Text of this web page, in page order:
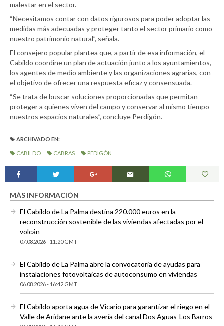
malestar en el sector.
“Necesitamos contar con datos rigurosos para poder adoptar las
medidas más adecuadas y proteger tanto el sector primario como
nuestro patrimonio natural”, señala.
El consejero popular plantea que, a partir de esa información, el
Cabildo coordine un plan de actuación junto a los ayuntamientos,
los agentes de medio ambiente y las organizaciones agrarias, con
el objetivo de ofrecer una respuesta eficaz y consensuada.
“Se trata de buscar soluciones proporcionadas que permitan
proteger a quienes viven del campo y conservar al mismo tiempo
nuestros espacios naturales”, concluye Perdigón.
ARCHIVADO EN:
CABILDO CABRAS PEDIGÓN
MÁS INFORMACIÓN
El Cabildo de La Palma destina 220.000 euros en la
reconstrucción sostenible de las viviendas afectadas por el
volcán
07.08.2026 - 11:20 GMT
El Cabildo de La Palma abre la convocatoria de ayudas para
instalaciones fotovoltaicas de autoconsumo en viviendas
06.08.2026 - 16:42 GMT
El Cabildo aporta agua de Vicario para garantizar el riego en el
Valle de Aridane ante la avería del canal Dos Aguas-Los Barros